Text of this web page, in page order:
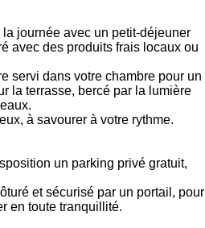
journée avec un petit-déjeuner
avec des produits frais locaux ou
servi dans votre chambre pour un
la terrasse, bercé par la lumière
à savourer à votre rythme.
un parking privé gratuit,
et sécurisé par un portail, pour
en toute tranquillité.